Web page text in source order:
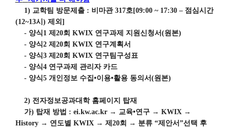
1) 교학팀 방문제출 : 비마관317호[09:00 ~ 17:30– 점심시간
(12~13시 ) 제외 ]
- 양식 1제20회KWIX 연구과제 지원신청서(원본)
- 양식2제20회KWIX 연구계획서
- 양식3제20회KWIX 연구팀구성표
- 양식4 연구과제 관리자 카드
- 양식5개인정보 수집•이용•활용 동의서(원본)
2) 전자정보공과대학 홈페이지 탑재
가) 탑재 방법 : ei.kw.ac.kr → 교육•연구 →KWIX →
History → 연도별 KWIX → 제 20회 → 분류 “제안서 ”선택 후